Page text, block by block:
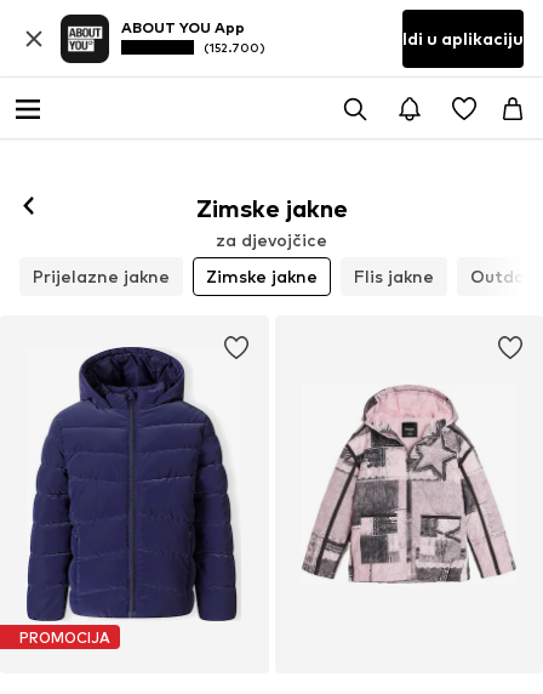
ABOUT YOU App
(152.700) Idi u aplikaciju
Zimske jakne
za djevojčice
Prijelazne jakne
Zimske jakne Flis jakne
PROMOCIJA